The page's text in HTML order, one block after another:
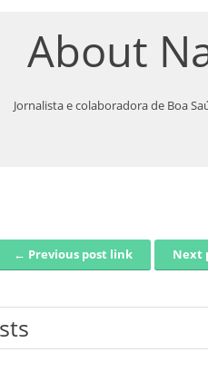
About
Jornalista e colaboradora de Boa
← Previous post link Next